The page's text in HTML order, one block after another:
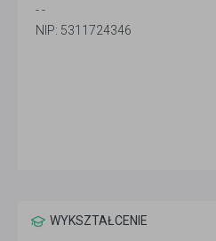
- -
NIP: 5311724346
WYKSZTAŁCENIE